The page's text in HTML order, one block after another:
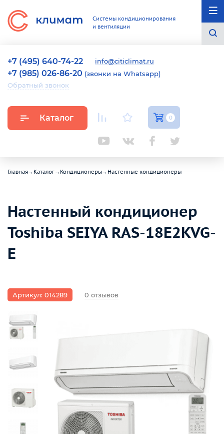
Системы кондиционирования
и вентиляции
+7 (495) 640-74-22 info@citiclimat.ru
+7 (985) 026-86-20 (звонки на Whatsapp)
Обратный звонок
Каталог 0
Главная→ Каталог→ Кондиционеры→ Настенные кондиционеры
Настенный кондиционер
Toshiba SEIYA RAS-18E2KVG-
E
Артикул: 014289 0 отзывов